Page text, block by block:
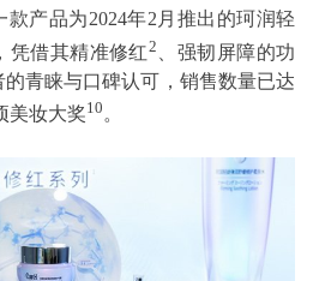
款产品为2024年2月推出的珂润轻
凭借其精准修红2
、强韧屏障的功
青睐与口碑认可，销售数量已达
美妆大奖10 。